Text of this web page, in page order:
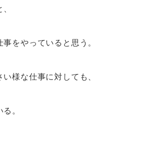
をやっていると思う。
様な仕事に対しても、
。